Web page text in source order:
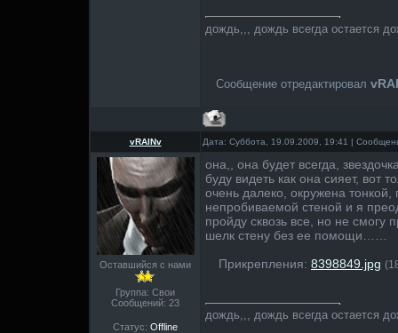
дождь,,, дождь всегда остается
Сообщение отредактировал
vRAINv Дата: Суббота, 19.09.2009, 19:41 |
Оставшийся с нами
Группа: Свои
Сообщений: 23
Статус: Offline
она,, она будет всегда,
буду видеть как она сияет, вот
очень далеко, окружена тонкой,
непробиваемой стеной и я
пройду сквозь все, но не смогу
шелк стену без ее помощи……
Прикрепления: 8398849.jpg
дождь,,, дождь всегда остается